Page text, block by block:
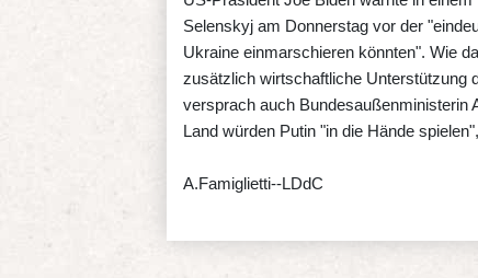
Selenskyj am Donnerstag vor der
Ukraine einmarschieren könnten". Wie
zusätzlich wirtschaftliche Unterstützung
versprach auch Bundesaußenministerin
Land würden Putin "in die Hände
A.Famiglietti--LDdC